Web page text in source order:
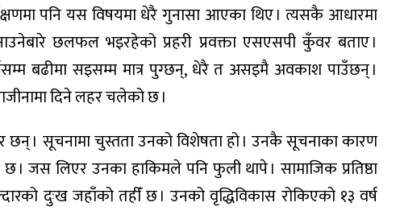
पनि यस विषयमा धेरै गुनासा आएका थिए । त्यसकै आधारमा
छलफल भइरहेको प्रहरी प्रवक्ता एसएसपी कुँवर बताए ।
बढीमा सइसम्म मात्र पुग्छन्, धेरै त असइमै अवकाश पाउँछन् ।
दिने लहर चलेको छ ।
छन् । सूचनामा चुस्तता उनको विशेषता हो । उनकै सूचनाका कारण
। जस लिएर उनका हाकिमले पनि फुली थापे । सामाजिक प्रतिष्ठा
दुःख जहाँको तहीँ छ । उनको वृद्धिविकास रोकिएको १३ वर्ष